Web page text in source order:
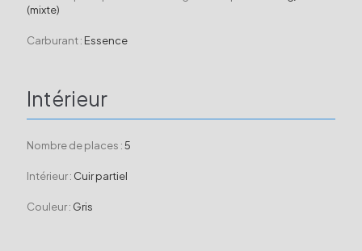
(mixte)
Carburant : Essence
Intérieur
Nombre de places :5
Intérieur : Cuir partiel
Couleur : Gris